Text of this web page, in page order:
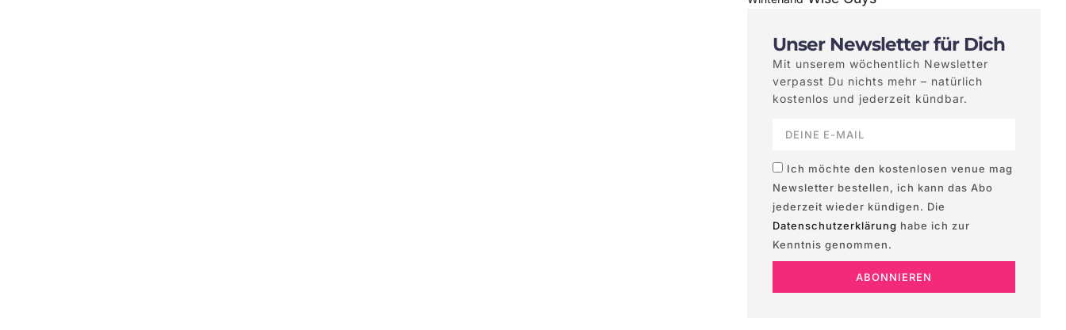
Unser Newsletter für Dich
Mit unserem wöchentlich Newsletter
verpasst Du nichts mehr – natürlich
kostenlos und jederzeit kündbar.
Ich möchte den kostenlosen venue mag
Newsletter bestellen, ich kann das Abo
jederzeit wieder kündigen. Die
Datenschutzerklärung habe ich zur
Kenntnis genommen.
ABONNIEREN